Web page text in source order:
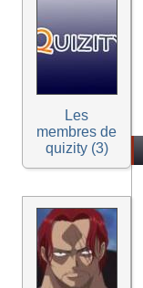
Les
membres de
quizity (3)